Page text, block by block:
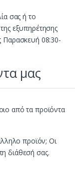
σας ή το
εξυπηρέτησης
Παρασκευή 08:30-
μας
από τα προϊόντα
προϊόν; Οι
διάθεσή σας.